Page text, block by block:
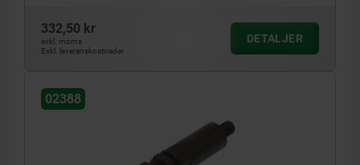
332,50 kr
exkl. moms
Exkl. leveranskostnader
DETALJER
02388